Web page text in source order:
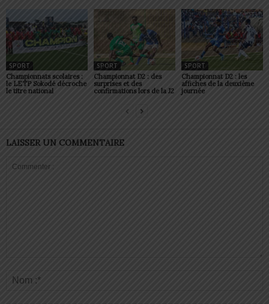
SPORT
Championnats scolaires :
le LETP Sokodé décroche
le titre national
SPORT
Championnat D2 : des
surprises et des
confirmations lors de la J2
SPORT
Championnat D2 : les
affiches de la deuxième
journée
LAISSER UN COMMENTAIRE